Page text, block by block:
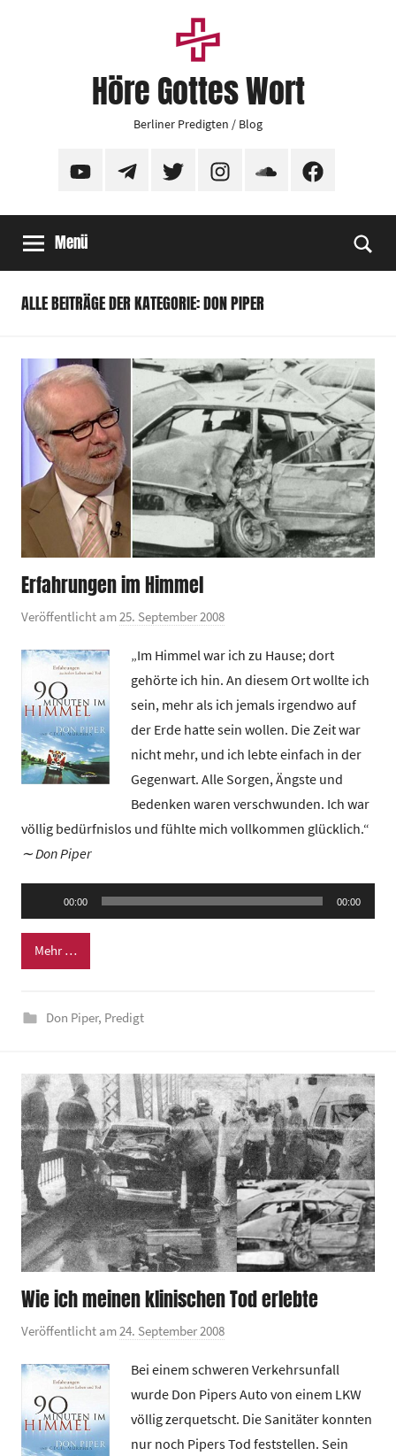
Höre Gottes Wort
Berliner Predigten / Blog
YouTubeTelegramTwitter InstagramSoundCloudFacebook
Menü
ALLE BEITRÄGE DER KATEGORIE: DON PIPER
Erfahrungen im Himmel
Veröffentlicht am25. September 2008
n
G
e
m
e
i
n
d
n
„Im Himmel war ich zu Hause; dort
gehörte ich hin. An diesem Ort wollte ich
sein, mehr als ich jemals irgendwo auf
der Erde hatte sein wollen. Die Zeit war
nicht mehr, und ich lebte einfach in der
Gegenwart. Alle Sorgen, Ängste und
Bedenken waren verschwunden. Ich war
völlig bedürfnislos und fühlte mich vollkommen glücklich.“
∼ Don Piper
Player
00:00 00:00
Mehr …
Don Piper, Predigt
Wie ich meinen klinischen Tod erlebte
Veröffentlicht am24. September 2008
n
G
e
m
Bei einem schweren Verkehrsunfall
wurde Don Pipers Auto von einem LKW
völlig zerquetscht. Die Sanitäter konnten
nur noch Pipers Tod feststellen. Sein